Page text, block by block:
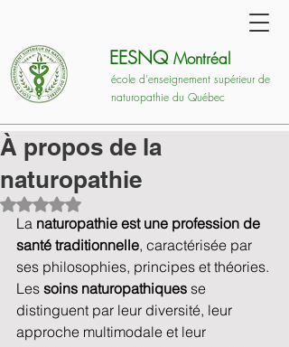
école d'enseignement supérieur de
naturopathie du Québec
EESNQ Montréal
À propos de la
naturopathie
Noté NaN étoiles sur 5.
La naturopathie est une profession de
santé traditionnelle, caractérisée par
ses philosophies, principes et théories.
Les soins naturopathiques se
distinguent par leur diversité, leur
approche multimodale et leur